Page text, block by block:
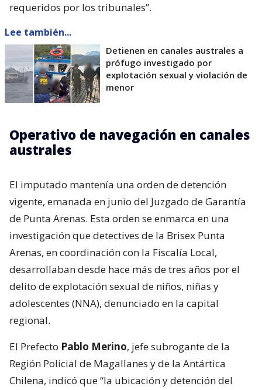
requeridos por los tribunales”.
Lee también...
Detienen en canales australes a
prófugo investigado por
explotación sexual y violación de
menor
Operativo de navegación en canales
australes
El imputado mantenía una orden de detención
vigente, emanada en junio del Juzgado de Garantía
de Punta Arenas. Esta orden se enmarca en una
investigación que detectives de la Brisex Punta
Arenas, en coordinación con la Fiscalía Local,
desarrollaban desde hace más de tres años por el
delito de explotación sexual de niños, niñas y
adolescentes (NNA), denunciado en la capital
regional.
El Prefecto Pablo Merino, jefe subrogante de la
Región Policial de Magallanes y de la Antártica
Chilena, indicó que “la ubicación y detención del